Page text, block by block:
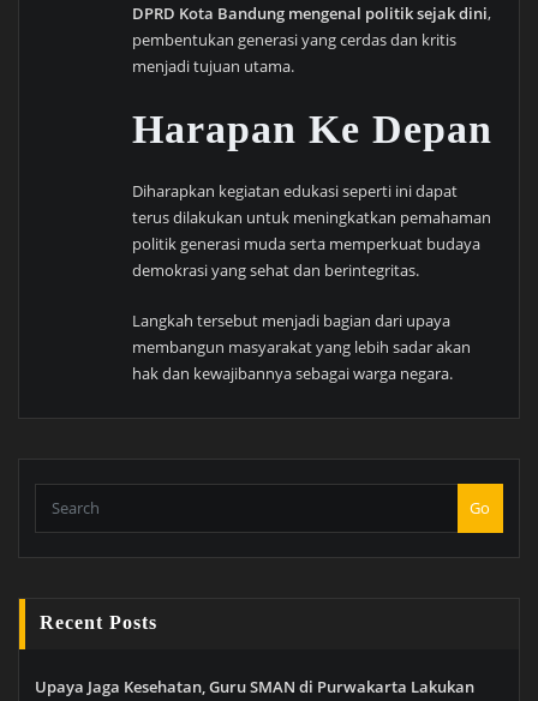
DPRD Kota Bandung mengenal politik sejak dini,
pembentukan generasi yang cerdas dan kritis
menjadi tujuan utama.
Harapan Ke Depan
Diharapkan kegiatan edukasi seperti ini dapat
terus dilakukan untuk meningkatkan pemahaman
politik generasi muda serta memperkuat budaya
demokrasi yang sehat dan berintegritas.
Langkah tersebut menjadi bagian dari upaya
membangun masyarakat yang lebih sadar akan
hak dan kewajibannya sebagai warga negara.
Go
Recent Posts
Upaya Jaga Kesehatan, Guru SMAN di Purwakarta Lakukan